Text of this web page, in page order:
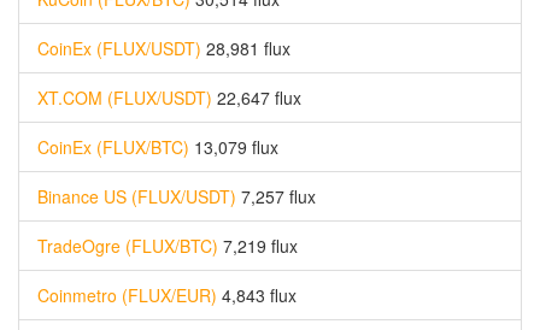
CoinEx (FLUX/USDT) 28,981 flux
XT.COM (FLUX/USDT) 22,647 flux
CoinEx (FLUX/BTC) 13,079 flux
Binance US (FLUX/USDT) 7,257 flux
TradeOgre (FLUX/BTC) 7,219 flux
Coinmetro (FLUX/EUR) 4,843 flux